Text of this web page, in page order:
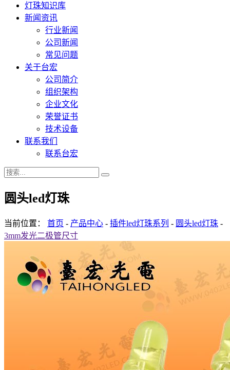
灯珠知识库
新闻资讯
行业新闻
公司新闻
常见问题
关于台宏
公司简介
组织架构
企业文化
荣誉证书
技术设备
联系我们
联系台宏
圆头led灯珠
当前位置： 首页 - 产品中心 - 插件led灯珠系列 - 圆头led灯珠 -
3mm发光二极管尺寸